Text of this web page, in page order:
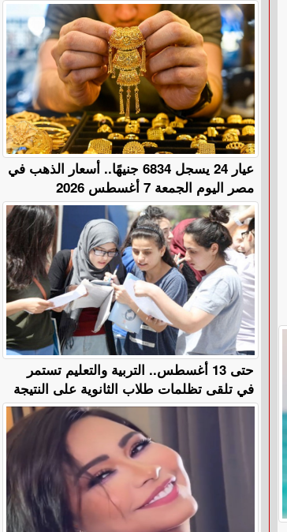
عيار 24 يسجل 6834 جنيهًا.. أسعار الذهب في
مصر اليوم الجمعة 7 أغسطس 2026
حتى 13 أغسطس.. التربية والتعليم تستمر
في تلقى تظلمات طلاب الثانوية على النتيجة